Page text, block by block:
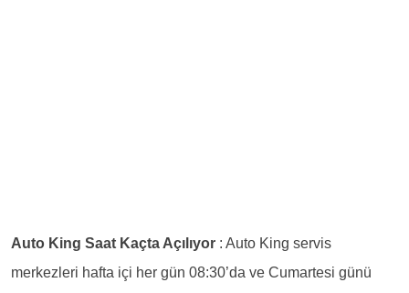
Auto King Saat Kaçta Açılıyor : Auto King servis
merkezleri hafta içi her gün 08:30’da ve Cumartesi günü